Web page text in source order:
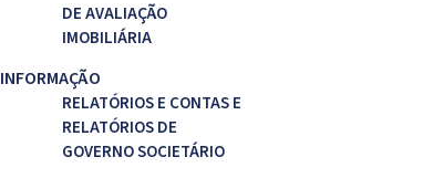
DE AVALIAÇÃO
IMOBILIÁRIA
INFORMAÇÃO
RELATÓRIOS E CONTAS E
RELATÓRIOS DE
GOVERNO SOCIETÁRIO